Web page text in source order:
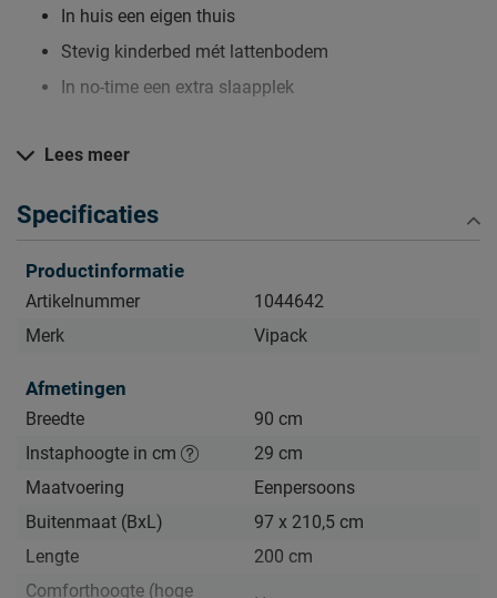
In huis een eigen thuis
Stevig kinderbed mét lattenbodem
In no-time een extra slaapplek
Zo blijft Bedbank Dallas lang mooi (en schoon)
zien.
Lees meer
Specificaties
Productinformatie
Artikelnummer
1044642
Merk
Vipack
Afmetingen
Breedte
90 cm
Instaphoogte in cm
29 cm
Maatvoering
Eenpersoons
Buitenmaat (BxL)
97 x 210,5 cm
Lengte
200 cm
Comforthoogte (hoge